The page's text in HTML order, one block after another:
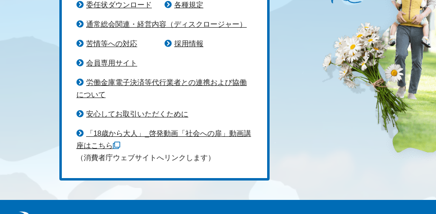
委任状ダウンロード 各種規定
通常総会関連・経営内容（ディスクロージャー）
苦情等への対応 採用情報
会員専用サイト
労働金庫電子決済等代行業者との連携および協働
について
安心してお取引いただくために
「18歳から大人」_啓発動画「社会への扉」動画講
座はこちら
（消費者庁ウェブサイトへリンクします）